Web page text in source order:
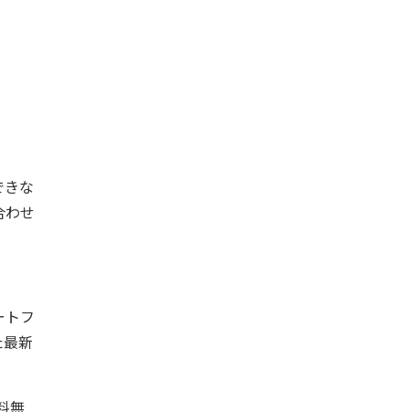
な
わせ
フ
新
無